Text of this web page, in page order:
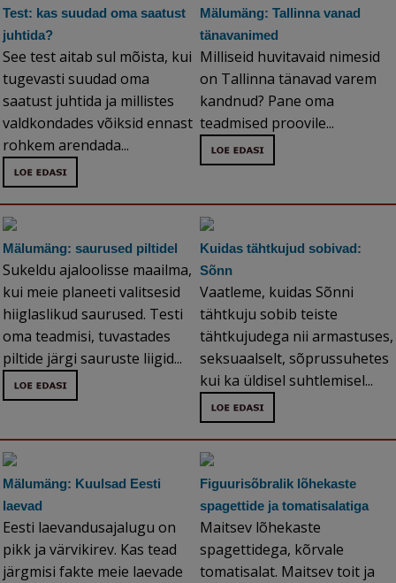
Test: kas suudad oma saatust
juhtida?
See test aitab sul mõista, kui
tugevasti suudad oma
saatust juhtida ja millistes
valdkondades võiksid ennast
rohkem arendada...
Mälumäng: Tallinna vanad
tänavanimed
Milliseid huvitavaid nimesid
on Tallinna tänavad varem
kandnud? Pane oma
teadmised proovile...
Mälumäng: saurused piltidel
Sukeldu ajaloolisse maailma,
kui meie planeeti valitsesid
hiiglaslikud saurused. Testi
oma teadmisi, tuvastades
piltide järgi sauruste liigid...
Kuidas tähtkujud sobivad:
Sõnn
Vaatleme, kuidas Sõnni
tähtkuju sobib teiste
tähtkujudega nii armastuses,
seksuaalselt, sõprussuhetes
kui ka üldisel suhtlemisel...
Mälumäng: Kuulsad Eesti
laevad
Eesti laevandusajalugu on
pikk ja värvikirev. Kas tead
järgmisi fakte meie laevade
Figuurisõbralik lõhekaste
spagettide ja tomatisalatiga
Maitsev lõhekaste
spagettidega, kõrvale
tomatisalat. Maitsev toit ja